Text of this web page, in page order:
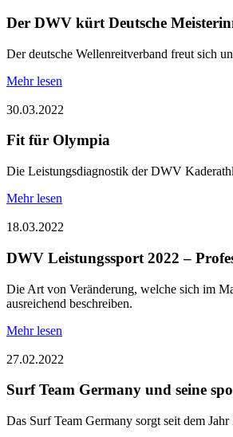
Der DWV kürt Deutsche
Der deutsche Wellenreitverband freut sich
Mehr lesen
30.03.2022
Fit für Olympia
Die Leistungsdiagnostik der DWV
Mehr lesen
18.03.2022
DWV Leistungssport 2022 –
Die Art von Veränderung, welche sich im
ausreichend beschreiben.
Mehr lesen
27.02.2022
Surf Team Germany und seine
Das Surf Team Germany sorgt seit dem